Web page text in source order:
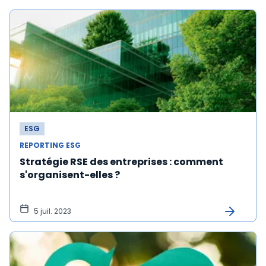
ESG
REPORTING ESG
Stratégie RSE des entreprises : comment
s'organisent-elles ?
5 juil. 2023